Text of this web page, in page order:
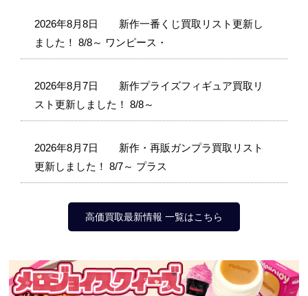
2026年8月8日
新作一番くじ買取リスト更新し
ました！ 8/8～ ワンピース・
2026年8月7日
新作プライズフィギュア買取リ
スト更新しました！ 8/8～
2026年8月7日
新作・再販ガンプラ買取リスト
更新しました！ 8/7～ プラス
高価買取最新情報 一覧はこちら